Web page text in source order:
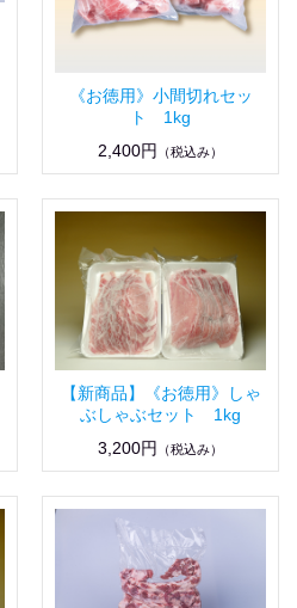
《お徳用》小間切れセッ
ト 1kg
2,400円
（税込み）
【新商品】《お徳用》しゃ
ぶしゃぶセット 1kg
3,200円
（税込み）